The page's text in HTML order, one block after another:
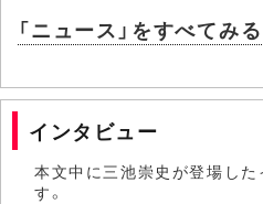
「ニュース」をすべてみ
インタビュー
本文中に三池崇史が登場し
す。